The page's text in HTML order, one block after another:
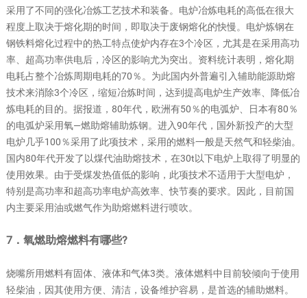
采用了不同的强化冶炼工艺技术和装备。电炉冶炼电耗的高低在很大
程度上取决于熔化期的时间，即取决于废钢熔化的快慢。电炉炼钢在
钢铁料熔化过程中的热工特点使炉内存在3个冷区，尤其是在采用高功
率、超高功率供电后，冷区的影响尤为突出。资料统计表明，熔化期
电耗占整个冶炼周期电耗的70％。为此国内外普遍引入辅助能源助熔
技术来消除3个冷区，缩短冶炼时间，达到提高电炉生产效率、降低冶
炼电耗的目的。据报道，80年代，欧洲有50％的电弧炉、日本有80％
的电弧炉采用氧—燃助熔辅助炼钢。进入90年代，国外新投产的大型
电炉几乎100％采用了此项技术，采用的燃料一般是天然气和轻柴油。
国内80年代开发了以煤代油助熔技术，在30t以下电炉上取得了明显的
使用效果。由于受煤发热值低的影响，此项技术不适用于大型电炉，
特别是高功率和超高功率电炉高效率、快节奏的要求。因此，目前国
内主要采用油或燃气作为助熔燃料进行喷吹。
7．氧燃助熔燃料有哪些?
烧嘴所用燃料有固体、液体和气体3类。液体燃料中目前较倾向于使用
轻柴油，因其使用方便、清洁，设备维护容易，是首选的辅助燃料。